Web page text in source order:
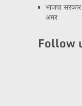
भाजपा
अमर
Follow